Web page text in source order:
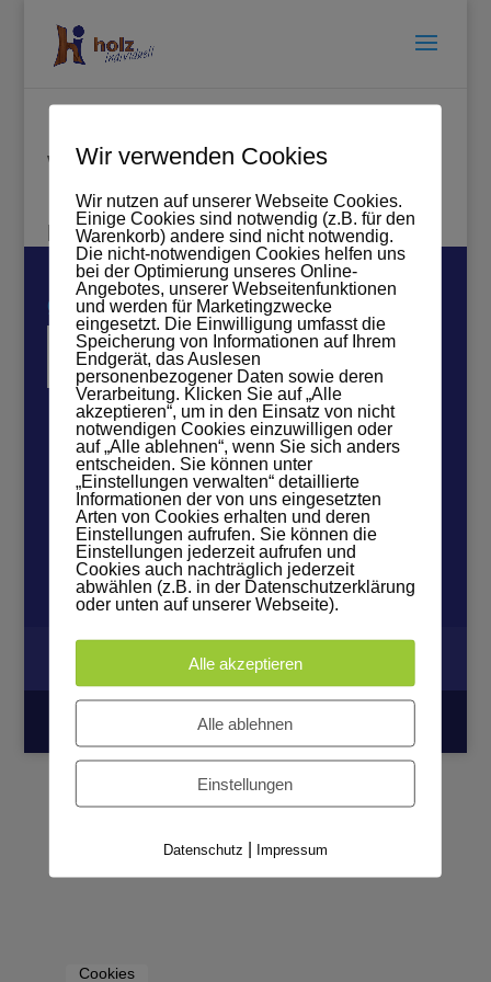
Warenkorb
[woocommerce_cart]
gefördert durch:
Datenschutz Impressum
© 2024 - Holz-individuell e.K.
Cookies
Wir verwenden Cookies
Wir nutzen auf unserer Webseite Cookies.
Einige Cookies sind notwendig (z.B. für den
Warenkorb) andere sind nicht notwendig.
Die nicht-notwendigen Cookies helfen uns
bei der Optimierung unseres Online-
Angebotes, unserer Webseitenfunktionen
und werden für Marketingzwecke
eingesetzt. Die Einwilligung umfasst die
Speicherung von Informationen auf Ihrem
Endgerät, das Auslesen
personenbezogener Daten sowie deren
Verarbeitung. Klicken Sie auf „Alle
akzeptieren“, um in den Einsatz von nicht
notwendigen Cookies einzuwilligen oder
auf „Alle ablehnen“, wenn Sie sich anders
entscheiden. Sie können unter
„Einstellungen verwalten“ detaillierte
Informationen der von uns eingesetzten
Arten von Cookies erhalten und deren
Einstellungen aufrufen. Sie können die
Einstellungen jederzeit aufrufen und
Cookies auch nachträglich jederzeit
abwählen (z.B. in der Datenschutzerklärung
oder unten auf unserer Webseite).
Alle akzeptieren
Alle ablehnen
Einstellungen
Datenschutz Impressum